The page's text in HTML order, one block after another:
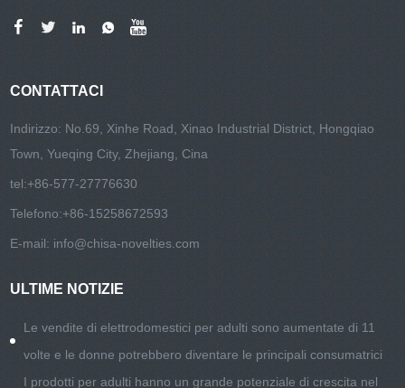
CONTATTACI
Indirizzo: No.69, Xinhe Road, Xinao Industrial District, Hongqiao
Town, Yueqing City, Zhejiang, Cina
tel:+86-577-27776630
Telefono:+86-15258672593
E-mail: info@chisa-novelties.com
ULTIME NOTIZIE
Le vendite di elettrodomestici per adulti sono aumentate di 11
volte e le donne potrebbero diventare le principali consumatrici
I prodotti per adulti hanno un grande potenziale di crescita nel